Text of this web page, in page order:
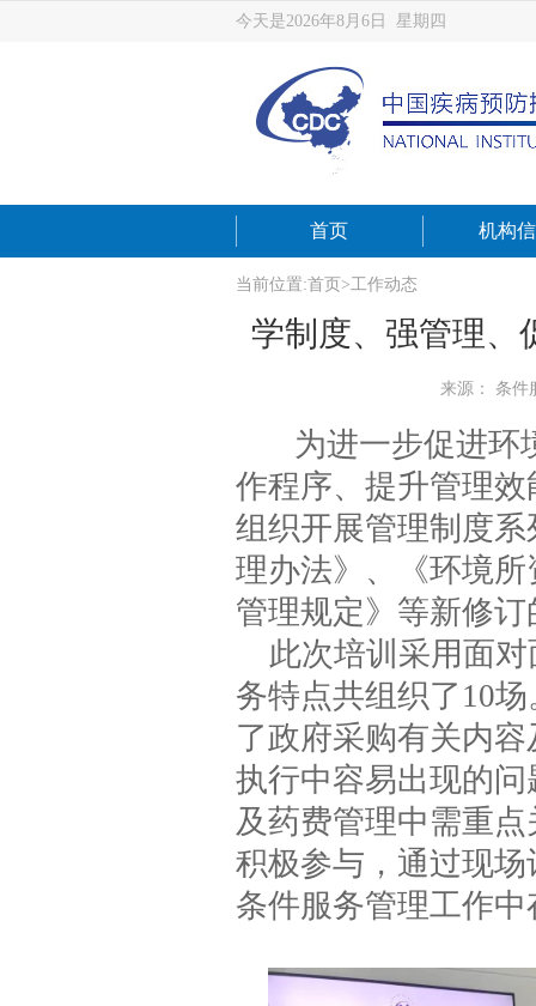
今天是2026年8月6日 星期四
首页 机构
当前位置:首页 >工作动态
学制度、强管理
来源： 条件
为进一步促进环
作程序、提升管理效
组织开展管理制度
理办法》、《环境
管理规定》等新修
此次培训采用面对
务特点共组织了10
了政府采购有关内
执行中容易出现的
及药费管理中需重
积极参与，通过现
条件服务管理工作